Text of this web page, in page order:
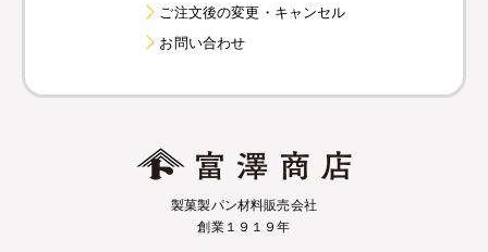
ご注文後の変更・キャンセル
お問い合わせ
製菓製パン材料販売会社
創業１９１９年